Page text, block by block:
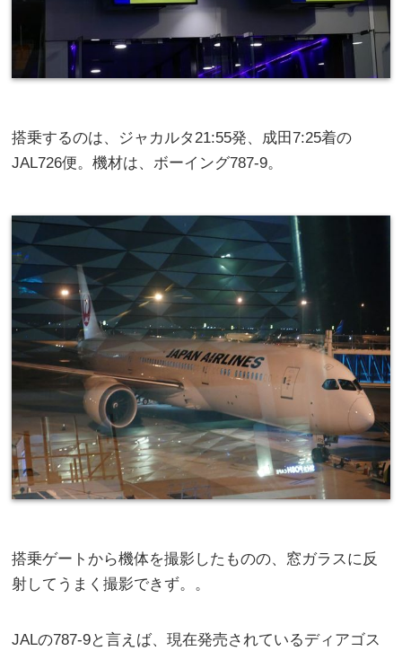
搭乗するのは、ジャカルタ21:55発、成田7:25着の
JAL726便。機材は、ボーイング787-9。
搭乗ゲートから機体を撮影したものの、窓ガラスに反
射してうまく撮影できず。。
JALの787-9と言えば、現在発売されているディアゴス